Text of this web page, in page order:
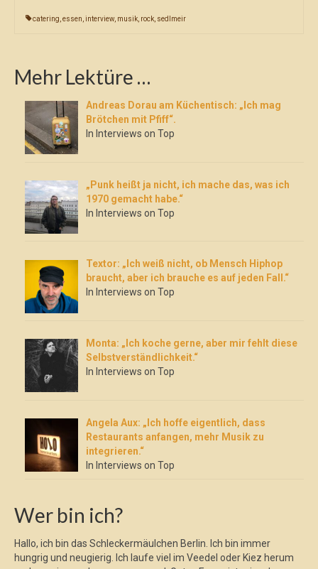
catering essen interview, musik rock sedlmeir
Mehr Lektüre …
Andreas Dorau am Küchentisch: „Ich mag
Brötchen mit Pfiff“.
In Interviews on Top
„Punk heißt ja nicht, ich mache das, was ich
1970 gemacht habe.“
In Interviews on Top
Textor: „Ich weiß nicht, ob Mensch Hiphop
braucht, aber ich brauche es auf jeden Fall.“
In Interviews on Top
Monta: „Ich koche gerne, aber mir fehlt diese
Selbstverständlichkeit.“
In Interviews on Top
Angela Aux: „Ich hoffe eigentlich, dass
Restaurants anfangen, mehr Musik zu
integrieren.“
In Interviews on Top
Wer bin ich?
Hallo, ich bin das Schleckermäulchen Berlin. Ich bin immer
hungrig und neugierig. Ich laufe viel im Veedel oder Kiez herum